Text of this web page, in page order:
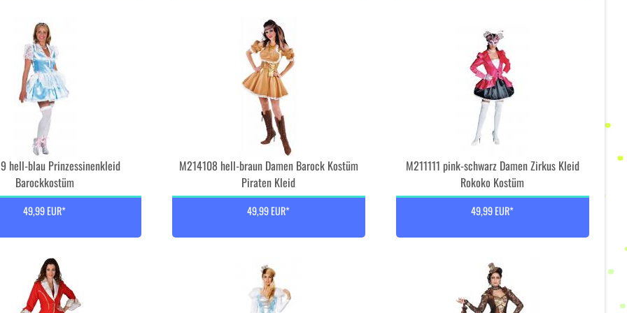
hell-blau Prinzessinenkleid
Barockkostüm
49,99 EUR*
M214108 hell-braun Damen Barock Kostüm
Piraten Kleid
49,99 EUR*
M211111 pink-schwarz Damen Zirkus Kleid
Rokoko Kostüm
49,99 EUR*